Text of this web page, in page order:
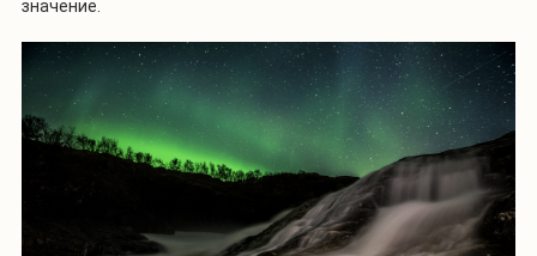
значение.